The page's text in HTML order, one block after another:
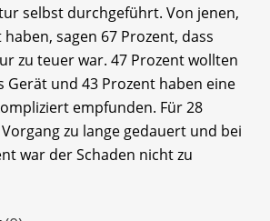
selbst durchgeführt. Von jenen,
sagen 67 Prozent, dass
zu teuer war. 47 Prozent wollten
Gerät und 43 Prozent haben eine
empfunden. Für 28
zu lange gedauert und bei
war der Schaden nicht zu